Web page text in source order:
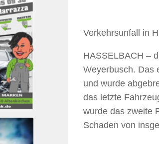
Verkehrsunfall in
HASSELBACH –
Weyerbusch. Das
und wurde
das letzte
wurde das zweite
Schaden von